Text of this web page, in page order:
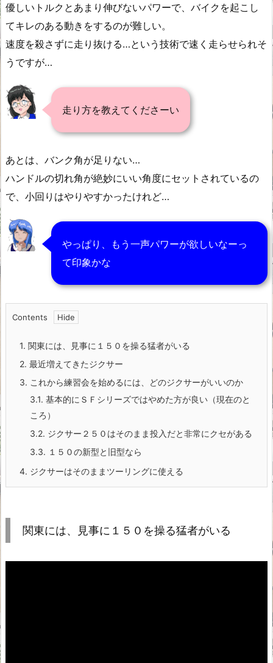
優しいトルクとあまり伸びないパワーで、バイクを起こし
てキレのある動きをするのが難しい。
速度を殺さずに走り抜ける…という技術で速く走らせられそ
うですが…
走り方を教えてくださーい
あとは、バンク角が足りない…
ハンドルの切れ角が絶妙にいい角度にセットされているの
で、小回りはやりやすかったけれど…
やっぱり、もう一声パワーが欲しいなーっ
て印象かな
Contents
1. 関東には、見事に１５０を操る猛者がいる
2. 最近増えてきたジクサー
3. これから練習会を始めるには、どのジクサーがいいのか
3.1. 基本的にＳＦシリーズではやめた方が良い（現在のと
ころ）
3.2. ジクサー２５０はそのまま投入だと非常にクセがある
3.3. １５０の新型と旧型なら
4. ジクサーはそのままツーリングに使える
関東には、見事に１５０を操る猛者がいる